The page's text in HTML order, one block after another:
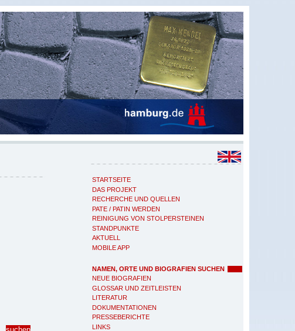
STARTSEITE
DAS PROJEKT
RECHERCHE UND QUELLEN
PATE / PATIN WERDEN
REINIGUNG VON STOLPERSTEINEN
STANDPUNKTE
AKTUELL
MOBILE APP
NAMEN, ORTE UND BIOGRAFIEN SUCHEN
NEUE BIOGRAFIEN
GLOSSAR UND ZEITLEISTEN
LITERATUR
DOKUMENTATIONEN
PRESSEBERICHTE
LINKS